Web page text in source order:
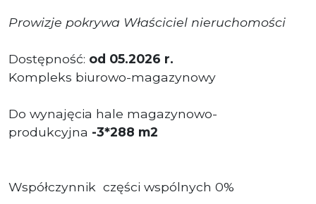
Prowizje pokrywa Właściciel nieruchomości
Dostępność: od 05.2026 r.
Kompleks biurowo-magazynowy
Do wynajęcia hale magazynowo-
produkcyjna -3*288 m2
Współczynnik części wspólnych 0%